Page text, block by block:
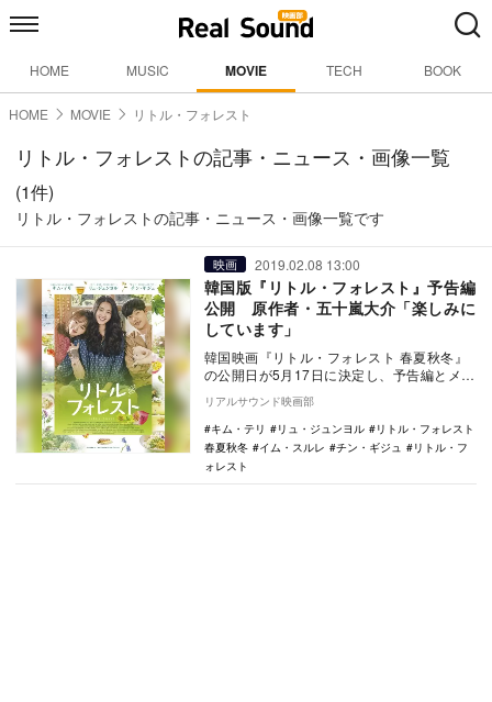
HOME MUSIC MOVIE TECH BOOK
HOME MOVIE リトル・フォレスト
リトル・フォレストの記事・ニュース・画像一覧
(1件)
リトル・フォレストの記事・ニュース・画像一覧です
映画 2019.02.08 13:00
韓国版『リトル・フォレスト』予告編
公開 原作者・五十嵐大介「楽しみに
しています」
韓国映画『リトル・フォレスト 春夏秋冬』
の公開日が5月17日に決定し、予告編とメイ
リアルサウンド映画部
キム・テリ
リュ・ジュンヨル
リトル・フォレスト
春夏秋冬
イム・スルレ チン・ギジュ
リトル・フ
ォレスト